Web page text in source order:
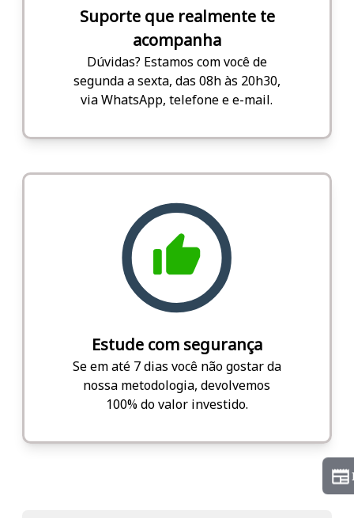
Suporte que realmente te
acompanha
Dúvidas? Estamos com você de
segunda a sexta, das 08h às 20h30,
via WhatsApp, telefone e e-mail.
Estude com segurança
Se em até 7 dias você não gostar da
nossa metodologia, devolvemos
100% do valor investido.